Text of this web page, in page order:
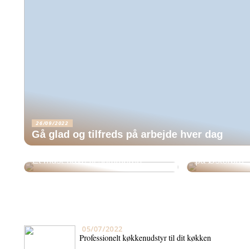
26/09/2022
Gå glad og tilfreds på arbejde hver dag
Et must-have til sommeren
på Østerbro?
05/07/2022
Professionelt køkkenudstyr til dit køkken